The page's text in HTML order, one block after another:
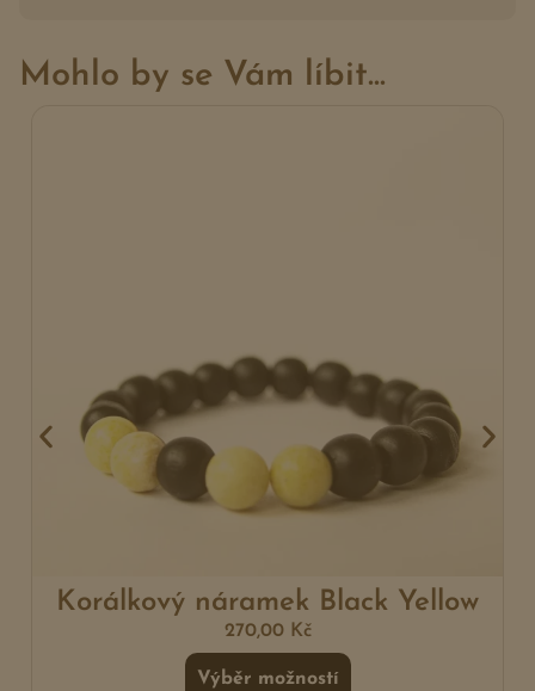
Mohlo by se Vám líbit...
Korálkový náramek Black Yellow
270,00 Kč
Výběr možností